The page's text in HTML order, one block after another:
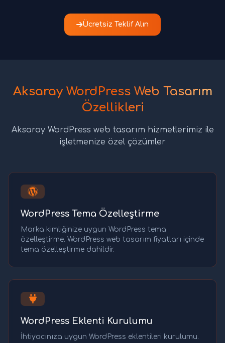
Ücretsiz Teklif Alın
Aksaray WordPress Web Tasarım
Özellikleri
Aksaray WordPress web tasarım hizmetlerimiz ile
işletmenize özel çözümler
WordPress Tema Özelleştirme
Marka kimliğinize uygun WordPress tema
özelleştirme. WordPress web tasarım fiyatları içinde
tema özelleştirme dahildir.
WordPress Eklenti Kurulumu
İhtiyacınıza uygun WordPress eklentileri kurulumu.